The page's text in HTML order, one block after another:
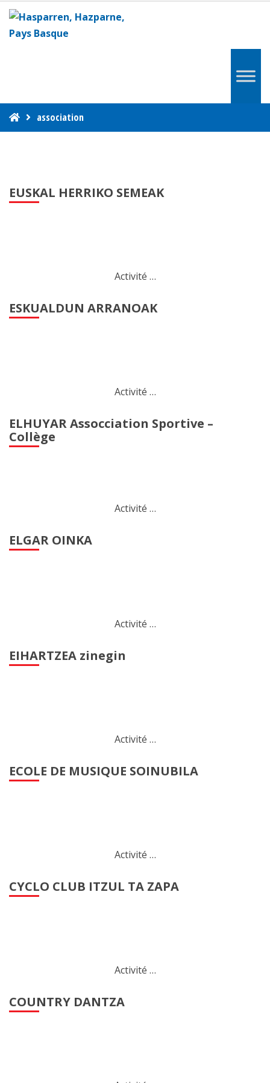
association
EUSKAL HERRIKO SEMEAK
Activité …
ESKUALDUN ARRANOAK
Activité …
ELHUYAR Assocciation Sportive –
Collège
Activité …
ELGAR OINKA
Activité …
EIHARTZEA zinegin
Activité …
ECOLE DE MUSIQUE SOINUBILA
Activité …
CYCLO CLUB ITZUL TA ZAPA
Activité …
COUNTRY DANTZA